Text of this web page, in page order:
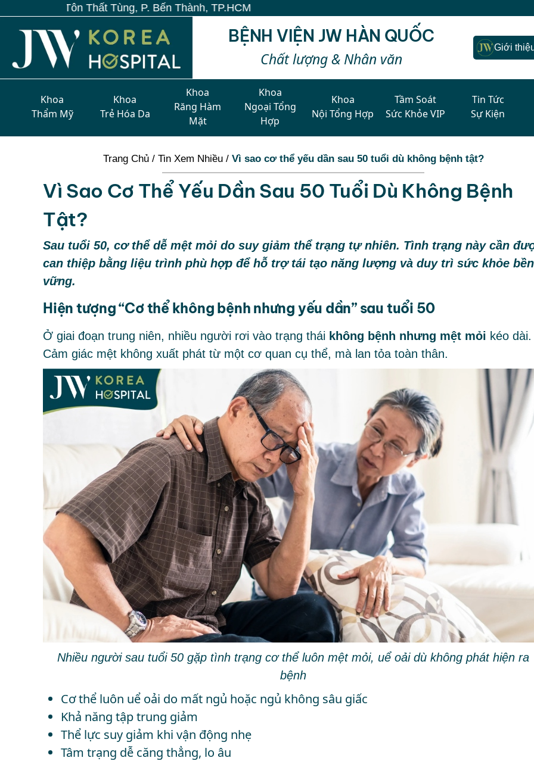
P. Bến Thành, TP.HCM
BỆNH VIỆN JW HÀN QUỐC
Chất lượng & Nhân văn
Giới
Khoa
Thẩm Mỹ
Khoa
Trẻ Hóa Da
Khoa
Răng Hàm
Mặt
Khoa
Ngoại Tổng
Hợp
Khoa
Nội Tổng Hợp
Tầm Soát
Sức Khỏe VIP
Tin Tức
Sự Kiện
Trang Chủ/ Tin Xem Nhiều/ Vì sao cơ thể yếu dần sau 50 tuổi dù không bệnh tật?
Vì Sao Cơ Thể Yếu Dần Sau 50 Tuổi Dù Không Bệnh
Tật?
Sau tuổi 50, cơ thể dễ mệt mỏi do suy giảm thể trạng tự nhiên. Tình trạng này cần
can thiệp bằng liệu trình phù hợp để hỗ trợ tái tạo năng lượng và duy trì sức khỏe bền
vững.
Hiện tượng“Cơ thể không bệnh nhưng yếu dần” sau tuổi 50
Ở giai đoạn trung niên, nhiều người rơi vào trạng thái không bệnh nhưng mệt mỏi kéo dài.
Cảm giác mệt không xuất phát từ một cơ quan cụ thể, mà lan tỏa toàn thân.
Nhiều người sau tuổi 50 gặp tình trạng cơ thể luôn mệt mỏi, uể oải dù không phát hiện ra
bệnh
Cơ thể luôn uể oải do mất ngủ hoặc ngủ không sâu giấc
Khả năng tập trung giảm
Thể lực suy giảm khi vận động nhẹ
Tâm trạng dễ căng thẳng, lo âu